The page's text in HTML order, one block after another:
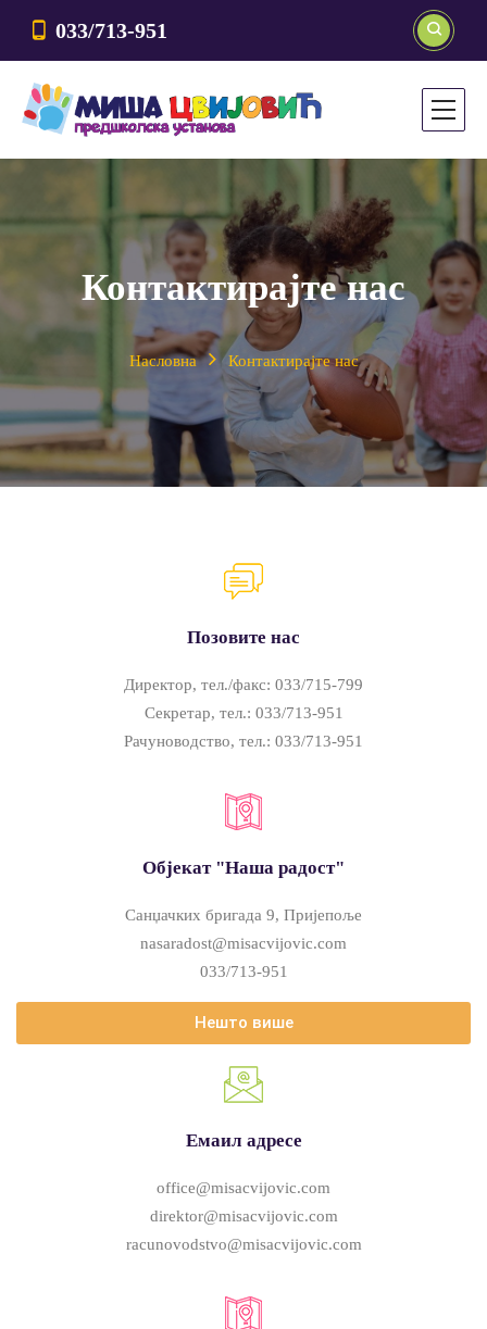
033/713-951
Контактирајте нас
Насловна Контактирајте нас
Позовите нас
Директор, тел./факс: 033/715-799
Секретар, тел.: 033/713-951
Рачуноводство, тел.: 033/713-951
Објекат "Наша радост"
Санџачких бригада 9, Пријепоље
nasaradost@misacvijovic.com
033/713-951
Нешто више
Емаил адресе
office@misacvijovic.com
direktor@misacvijovic.com
racunovodstvo@misacvijovic.com